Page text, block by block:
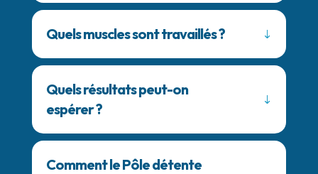
Quels muscles sont travaillés ?
Quels résultats peut-on
espérer ?
Comment le Pôle détente